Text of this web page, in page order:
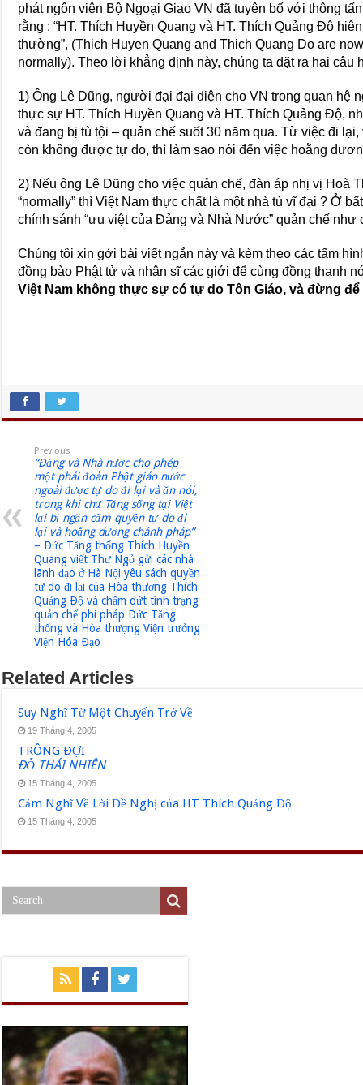
phát ngôn viên Bộ Ngoại Giao VN đã tuyên bố với thông
rằng : “HT. Thích Huyền Quang và HT. Thích Quảng Độ
thường”, (Thich Huyen Quang and Thich Quang Do are
normally). Theo lời khẳng định này, chúng ta đặt ra hai câu
1) Ông Lê Dũng, người đại đại diện cho VN trong quan hệ
thực sự HT. Thích Huyền Quang và HT. Thích Quảng Độ,
và đang bị tù tội – quản chế suốt 30 năm qua. Từ việc đi
còn không được tự do, thì làm sao nói đến việc hoằng
2) Nếu ông Lê Dũng cho việc quản chế, đàn áp nhị vị Hoà
“normally” thì Việt Nam thực chất là một nhà tù vĩ đại ? Ở
chính sánh “ưu việt của Đảng và Nhà Nước” quản chế như
Chúng tôi xin gởi bài viết ngắn này và kèm theo các tấm
đồng bào Phật tử và nhân sĩ các giới để cùng đồng thanh
Việt Nam không thực sự có tự do Tôn Giáo, và đừng
Previous
“Ðảng và Nhà nước cho phép
một phái đoàn Phật giáo nước
ngoài được tự do đi lại và ăn nói,
trong khi chư Tăng sống tại Việt
lại bị ngăn cấm quyền tự do đi
lại và hoằng dương chánh pháp”
– Ðức Tăng thống Thích Huyền
Quang viết Thư Ngỏ gửi các nhà
lãnh đạo ở Hà Nội yêu sách quyền
tự do đi lại của Hòa thượng Thích
Quảng Ðộ và chấm dứt tình trạng
quản chế phi pháp Ðức Tăng
thống và Hòa thượng Viện trưởng
Viện Hóa Ðạo
Related Articles
Suy Nghĩ Từ Một Chuyến Trở Về
19 Tháng 4, 2005
TRÔNG ÐỢI
ÐỖ THÁI NHIÊN
15 Tháng 4, 2005
Cảm Nghĩ Về Lời Đề Nghị của HT Thích Quảng Độ
15 Tháng 4, 2005